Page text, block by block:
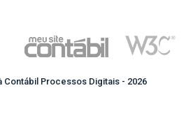
Contábil Processos Digitais - 2026